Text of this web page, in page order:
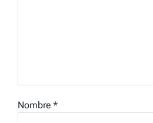
Nombre *